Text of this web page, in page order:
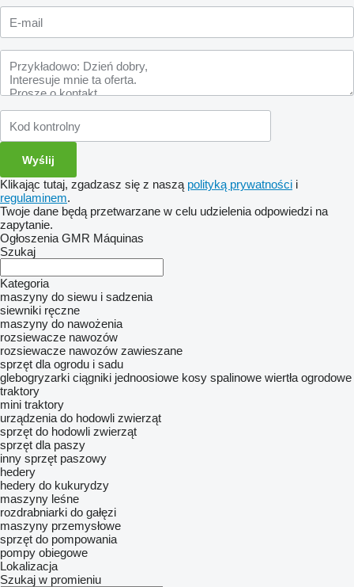
Klikając tutaj, zgadzasz się z naszą polityką prywatności i
regulaminem.
Twoje dane będą przetwarzane w celu udzielenia odpowiedzi na
zapytanie.
Ogłoszenia GMR Máquinas
Szukaj
Kategoria
maszyny do siewu i sadzenia
siewniki ręczne
maszyny do nawożenia
rozsiewacze nawozów
rozsiewacze nawozów zawieszane
sprzęt dla ogrodu i sadu
glebogryzarki ciągniki jednoosiowe kosy spalinowe wiertła ogrodowe
traktory
mini traktory
urządzenia do hodowli zwierząt
sprzęt do hodowli zwierząt
sprzęt dla paszy
inny sprzęt paszowy
hedery
hedery do kukurydzy
maszyny leśne
rozdrabniarki do gałęzi
maszyny przemysłowe
sprzęt do pompowania
pompy obiegowe
Lokalizacja
Szukaj w promieniu